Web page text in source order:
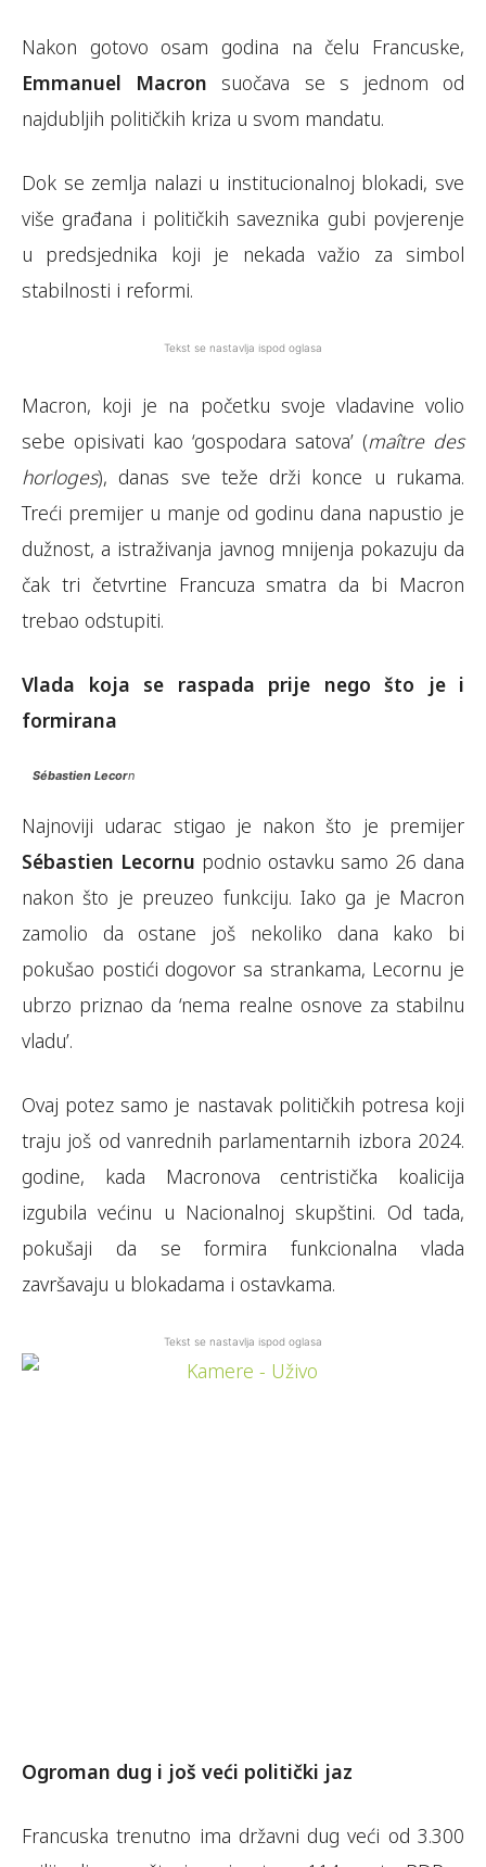
Nakon gotovo osam godina na čelu Francuske,
Emmanuel Macron suočava se s jednom od
najdubljih političkih kriza u svom mandatu.
Dok se zemlja nalazi u institucionalnoj blokadi, sve
više građana i političkih saveznika gubi povjerenje
u predsjednika koji je nekada važio za simbol
stabilnosti i reformi.
Tekst se nastavlja ispod oglasa
Macron, koji je na početku svoje vladavine volio
sebe opisivati kao ‘gospodara satova’ (maître des
horloges), danas sve teže drži konce u rukama.
Treći premijer u manje od godinu dana napustio je
dužnost, a istraživanja javnog mnijenja pokazuju da
čak tri četvrtine Francuza smatra da bi Macron
trebao odstupiti.
Vlada koja se raspada prije nego što je i
formirana
Sébastien Lecorn
Najnoviji udarac stigao je nakon što je premijer
Sébastien Lecornu podnio ostavku samo 26 dana
nakon što je preuzeo funkciju. Iako ga je Macron
zamolio da ostane još nekoliko dana kako bi
pokušao postići dogovor sa strankama, Lecornu je
ubrzo priznao da ‘nema realne osnove za stabilnu
vladu’.
Ovaj potez samo je nastavak političkih potresa koji
traju još od vanrednih parlamentarnih izbora 2024.
godine, kada Macronova centristička koalicija
izgubila većinu u Nacionalnoj skupštini. Od tada,
pokušaji da se formira funkcionalna vlada
završavaju u blokadama i ostavkama.
Tekst se nastavlja ispod oglasa
Ogroman dug i još veći politički jaz
Francuska trenutno ima državni dug veći od 3.300